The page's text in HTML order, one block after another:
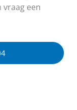
een